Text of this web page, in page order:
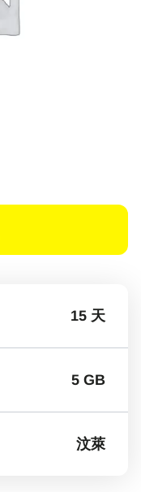
15 天
5 GB
汶萊